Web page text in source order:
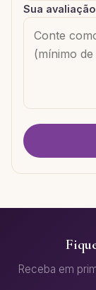
Sua avaliação
Receba em